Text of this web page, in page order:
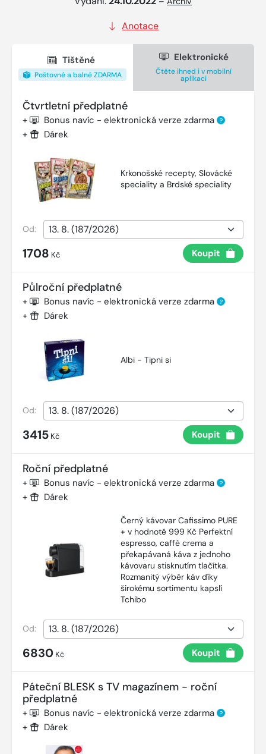
Anotace
Tištěné
Poštovné a balné ZDARMA
Elektronické
Čtěte ihned i v mobilní
aplikaci
Čtvrtletní předplatné
+ Bonus navíc - elektronická verze zdarma ?
+ Dárek
Krkonošské recepty, Slovácké
speciality a Brdské speciality
Od:
1708 Kč Koupit
Půlroční předplatné
+ Bonus navíc - elektronická verze zdarma ?
+ Dárek
Albi - Tipni si
Od:
3415 Kč Koupit
Roční předplatné
+ Bonus navíc - elektronická verze zdarma ?
+ Dárek
Černý kávovar Cafissimo PURE
+ v hodnotě 999 Kč Perfektní
espresso, caffè crema a
překapávaná káva z jednoho
kávovaru stisknutím tlačítka.
Rozmanitý výběr káv díky
širokému sortimentu kapslí
Tchibo
Od:
6830 Kč Koupit
Páteční BLESK s TV magazínem - roční
předplatné
+ Bonus navíc - elektronická verze zdarma ?
+ Dárek